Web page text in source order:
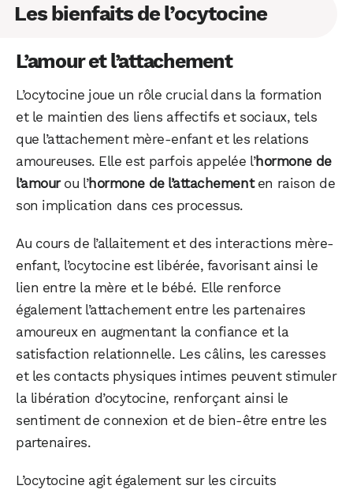
Les bienfaits de l’ocytocine
L’amour et l’attachement
L’ocytocine joue un rôle crucial dans la formation
et le maintien des liens affectifs et sociaux, tels
que l’attachement mère-enfant et les relations
amoureuses. Elle est parfois appelée l’hormone de
l’amourou l’hormone de l’attachementen raison de
son implication dans ces processus.
Au cours de l’allaitement et des interactions mère-
enfant, l’ocytocine est libérée, favorisant ainsi le
lien entre la mère et le bébé. Elle renforce
également l’attachement entre les partenaires
amoureux en augmentant la confiance et la
satisfaction relationnelle. Les câlins, les caresses
et les contacts physiques intimes peuvent stimuler
la libération d’ocytocine, renforçant ainsi le
sentiment de connexion et de bien-être entre les
partenaires.
L’ocytocine agit également sur les circuits